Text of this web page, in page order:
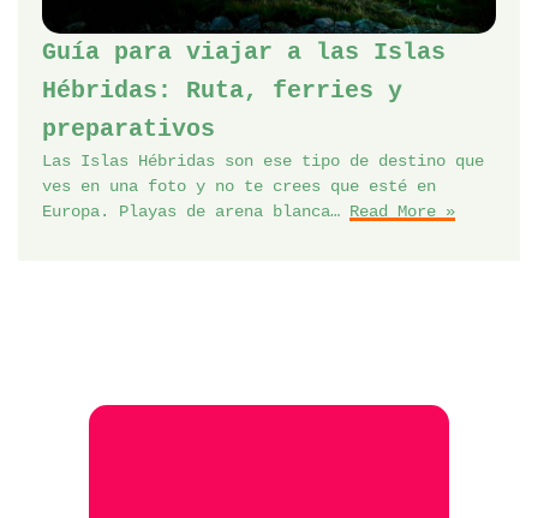
Guía para viajar a las Islas
Hébridas: Ruta, ferries y
preparativos
Las Islas Hébridas son ese tipo de destino que
ves en una foto y no te crees que esté en
Europa. Playas de arena blanca… Read More »